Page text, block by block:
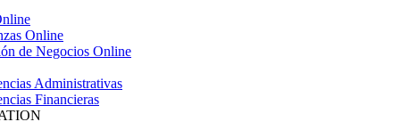
Online
de Negocios Online
Administrativas
Financieras